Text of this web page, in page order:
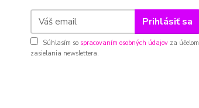
Prihlásiť sa
Súhlasím so spracovaním osobných údajov za účelom
zasielania newslettera.